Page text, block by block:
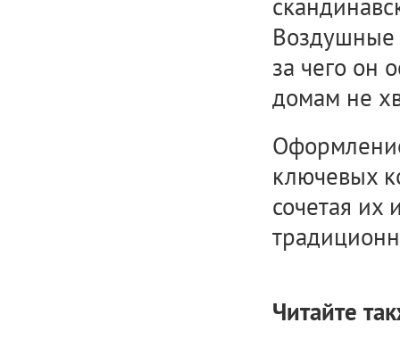
Воздушные
за чего он
домам не
ключевых
сочетая их
Читайте